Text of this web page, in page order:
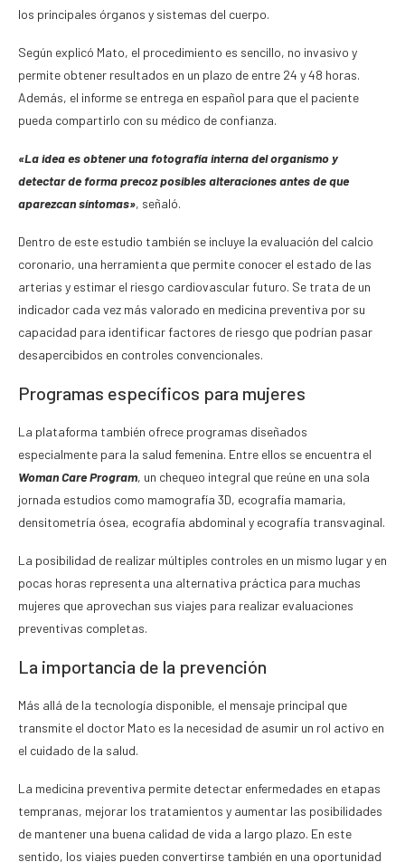
los principales órganos y sistemas del cuerpo.
Según explicó Mato, el procedimiento es sencillo, no invasivo y
permite obtener resultados en un plazo de entre 24 y 48 horas.
Además, el informe se entrega en español para que el paciente
pueda compartirlo con su médico de confianza.
«La idea es obtener una fotografía interna del organismo y
detectar de forma precoz posibles alteraciones antes de que
aparezcan síntomas», señaló.
Dentro de este estudio también se incluye la evaluación del calcio
coronario, una herramienta que permite conocer el estado de las
arterias y estimar el riesgo cardiovascular futuro. Se trata de un
indicador cada vez más valorado en medicina preventiva por su
capacidad para identificar factores de riesgo que podrían pasar
desapercibidos en controles convencionales.
Programas específicos para mujeres
La plataforma también ofrece programas diseñados
especialmente para la salud femenina. Entre ellos se encuentra el
Woman Care Program, un chequeo integral que reúne en una sola
jornada estudios como mamografía 3D, ecografía mamaria,
densitometría ósea, ecografía abdominal y ecografía transvaginal.
La posibilidad de realizar múltiples controles en un mismo lugar y en
pocas horas representa una alternativa práctica para muchas
mujeres que aprovechan sus viajes para realizar evaluaciones
preventivas completas.
La importancia de la prevención
Más allá de la tecnología disponible, el mensaje principal que
transmite el doctor Mato es la necesidad de asumir un rol activo en
el cuidado de la salud.
La medicina preventiva permite detectar enfermedades en etapas
tempranas, mejorar los tratamientos y aumentar las posibilidades
de mantener una buena calidad de vida a largo plazo. En este
sentido, los viajes pueden convertirse también en una oportunidad